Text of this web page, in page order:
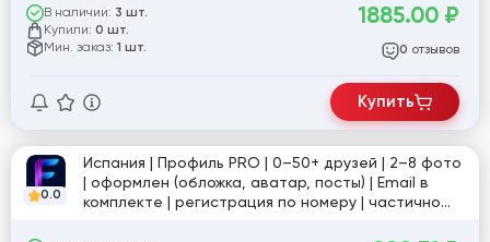
В наличии: 3 шт.
Купили: 0 шт.
Мин. заказ: 1 шт.
1885.00 ₽
0 отзывов
Купить
0.0
Испания | Профиль PRO | 0–50+ друзей | 2–8 фото
| оформлен (обложка, аватар, посты) | Email в
комплекте | регистрация по номеру | частично